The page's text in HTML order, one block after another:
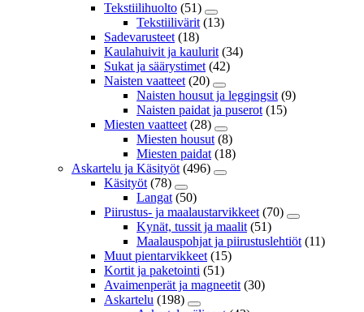
Tekstiilihuolto (51)
Tekstiilivärit (13)
Sadevarusteet (18)
Kaulahuivit ja kaulurit (34)
Sukat ja säärystimet (42)
Naisten vaatteet (20)
Naisten housut ja leggingsit (9)
Naisten paidat ja puserot (15)
Miesten vaatteet (28)
Miesten housut (8)
Miesten paidat (18)
Askartelu ja Käsityöt (496)
Käsityöt (78)
Langat (50)
Piirustus- ja maalaustarvikkeet (70)
Kynät, tussit ja maalit (51)
Maalauspohjat ja piirustuslehtiöt (11)
Muut pientarvikkeet (15)
Kortit ja paketointi (51)
Avaimenperät ja magneetit (30)
Askartelu (198)